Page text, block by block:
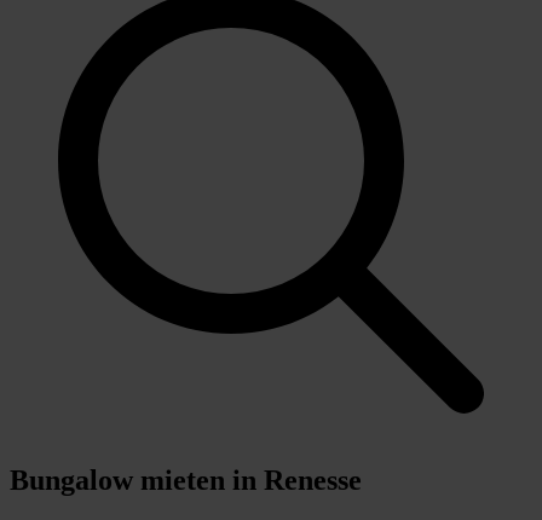
Bungalow mieten in Renesse